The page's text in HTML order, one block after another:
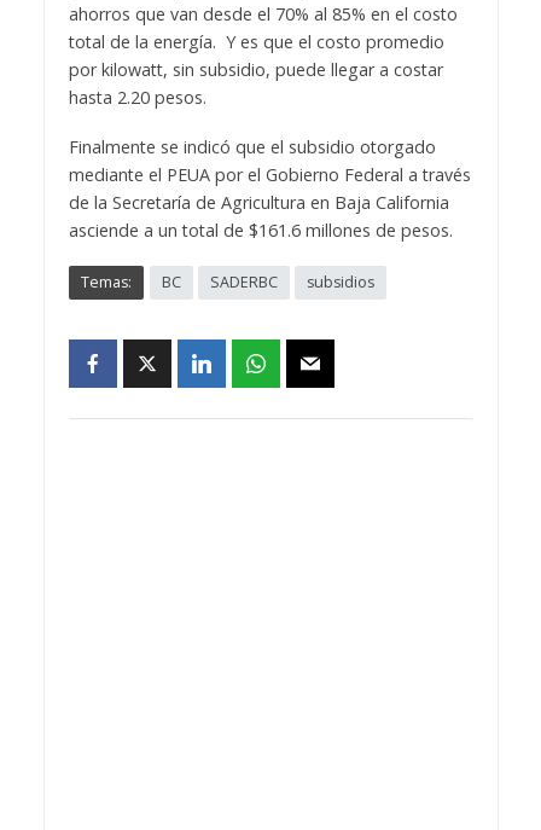
ahorros que van desde el 70% al 85% en el costo
total de la energía. Y es que el costo promedio
por kilowatt, sin subsidio, puede llegar a costar
hasta 2.20 pesos.
Finalmente se indicó que el subsidio otorgado
mediante el PEUA por el Gobierno Federal a través
de la Secretaría de Agricultura en Baja California
asciende a un total de $161.6 millones de pesos.
Temas: BC SADERBC subsidios